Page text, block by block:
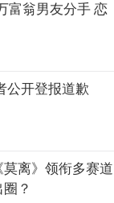
富翁男友分手 恋
公开登报道歉
离》领衔多赛道
？